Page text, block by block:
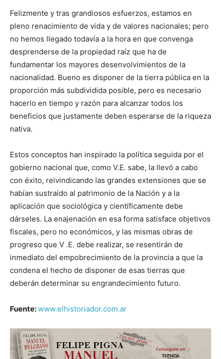
Felizmente y tras grandiosos esfuerzos, estamos en
pleno renacimiento de vida y de valores nacionales; pero
no hemos llegado todavía a la hora en que convenga
desprenderse de la propiedad raíz que ha de
fundamentar los mayores desenvolvimientos de la
nacionalidad. Bueno es disponer de la tierra pública en la
proporción más subdividida posible, pero es necesario
hacerlo en tiempo y razón para alcanzar todos los
beneficios que justamente deben esperarse de la riqueza
nativa.
Estos conceptos han inspirado la política seguida por el
gobierno nacional que, como V.E. sabe, la llevó a cabo
con éxito, reivindicando las grandes extensiones que se
habían sustraído al patrimonio de la Nación y a la
aplicación que sociológica y científicamente debe
dárseles. La enajenación en esa forma satisface objetivos
fiscales, pero no económicos, y las mismas obras de
progreso que V .E. debe realizar, se resentirán de
inmediato del empobrecimiento de la provincia a que la
condena el hecho de disponer de esas tierras que
deberán determinar su engrandecimiento futuro.
Fuente:www.elhistoriador.com.ar